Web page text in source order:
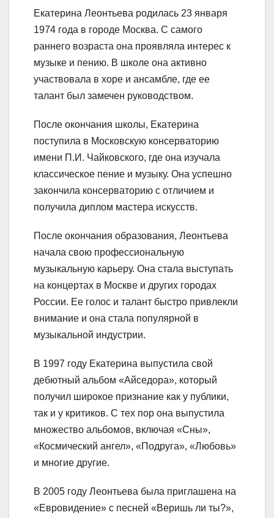
Екатерина Леонтьева родилась 23 января
1974 года в городе Москва. С самого
раннего возраста она проявляла интерес к
музыке и пению. В школе она активно
участвовала в хоре и ансамбле, где ее
талант был замечен руководством.
После окончания школы, Екатерина
поступила в Московскую консерваторию
имени П.И. Чайковского, где она изучала
классическое пение и музыку. Она успешно
закончила консерваторию с отличием и
получила диплом мастера искусств.
После окончания образования, Леонтьева
начала свою профессиональную
музыкальную карьеру. Она стала выступать
на концертах в Москве и других городах
России. Ее голос и талант быстро привлекли
внимание и она стала популярной в
музыкальной индустрии.
В 1997 году Екатерина выпустила свой
дебютный альбом «Айседора», который
получил широкое признание как у публики,
так и у критиков. С тех пор она выпустила
множество альбомов, включая «Сны»,
«Космический ангел», «Подруга», «Любовь»
и многие другие.
В 2005 году Леонтьева была приглашена на
«Евровидение» с песней «Веришь ли ты?»,